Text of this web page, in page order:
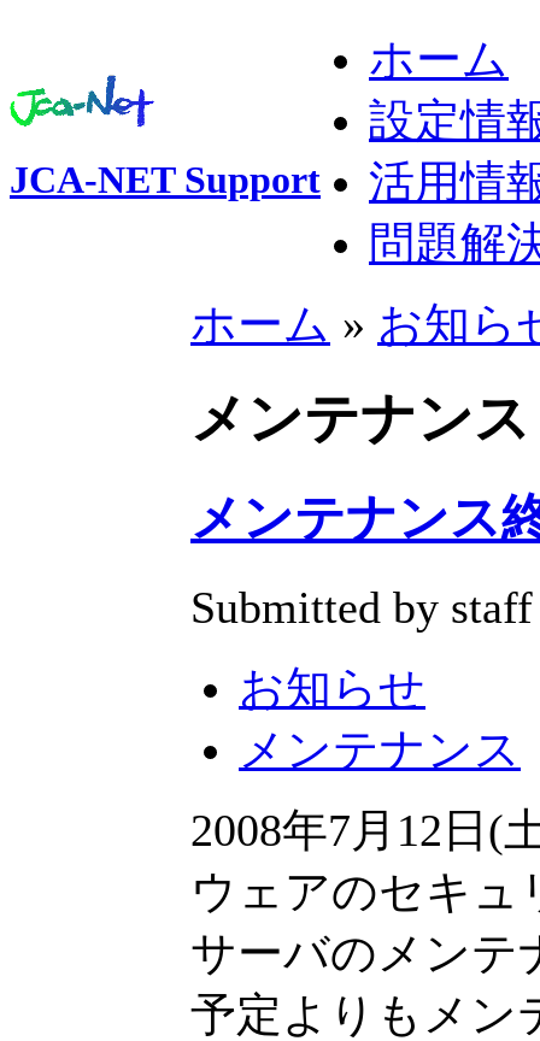
JCA-NET Support
ホーム
設定情
活用情
問題解
ホーム » お知ら
メンテナンス
メンテナンス
Submitted by
お知らせ
メンテナンス
2008年7月12日(
ウェアのセキュ
サーバのメンテ
予定よりもメン